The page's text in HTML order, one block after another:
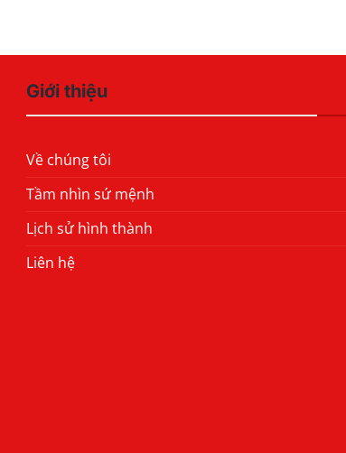
Giới thiệu
Về chúng tôi
Tầm nhìn sứ mệnh
Lịch sử hình thành
Liên hệ